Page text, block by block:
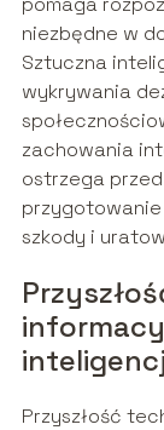
niezbędne w
Sztuczna
wykrywania
zachowania
ostrzega
przygotowanie
szkody i
Przyszłość